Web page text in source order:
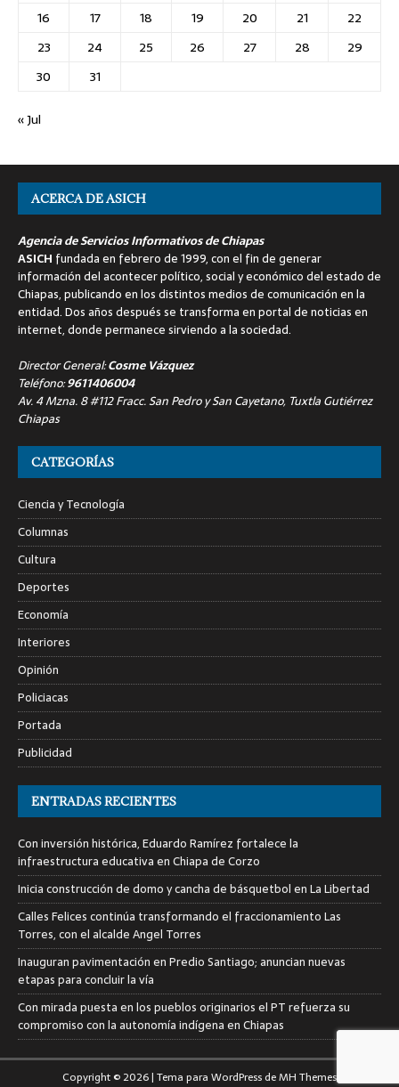
16
17 18 19 20 21
22
23
24 25 26 27 28
29
30
31
« Jul
ACERCA DE ASICH
Agencia de Servicios Informativos de Chiapas
ASICH fundada en febrero de 1999, con el fin de generar
información del acontecer político, social y económico del estado de
Chiapas, publicando en los distintos medios de comunicación en la
entidad. Dos años después se transforma en portal de noticias en
internet, donde permanece sirviendo a la sociedad.
Director General:Cosme Vázquez
Teléfono:9611406004
Av. 4 Mzna. 8 #112 Fracc. San Pedro y San Cayetano, Tuxtla Gutiérrez
Chiapas
CATEGORÍAS
Ciencia y Tecnología
Columnas
Cultura
Deportes
Economía
Interiores
Opinión
Policiacas
Portada
Publicidad
ENTRADAS RECIENTES
Con inversión histórica, Eduardo Ramírez fortalece la
infraestructura educativa en Chiapa de Corzo
Inicia construcción de domo y cancha de básquetbol en La Libertad
Calles Felices continúa transformando el fraccionamiento Las
Torres, con el alcalde Angel Torres
Inauguran pavimentación en Predio Santiago; anuncian nuevas
etapas para concluir la vía
Con mirada puesta en los pueblos originarios el PT refuerza su
compromiso con la autonomía indígena en Chiapas
Copyright © 2026 | Tema para WordPress deMH Themes